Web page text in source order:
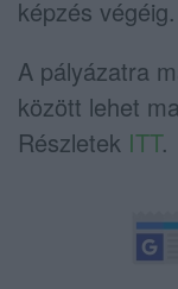
képzés végéig.
A pályázatra
között lehet
Részletek ITT.